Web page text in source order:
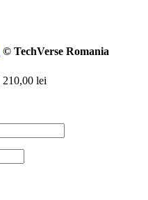
© TechVerse Romania
210,00 lei